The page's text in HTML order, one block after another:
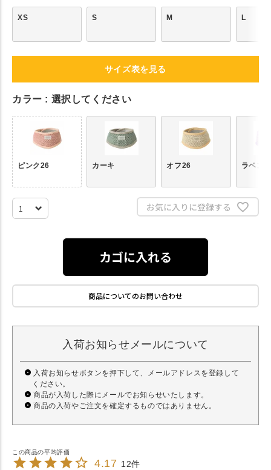
XS S M L
サイズ表を見る
カラー 選択してください
ピンク26 カーキ オフ26 ラベン
お気に入りに登録する
カゴに入れる
商品についてのお問い合わせ
入荷お知らせメールについて
入荷お知らせボタンを押下して、メールアドレスを登録して
ください。
商品が入荷した際にメールでお知らせいたします。
商品の入荷やご注文を確定するものではありません。
4.17 12